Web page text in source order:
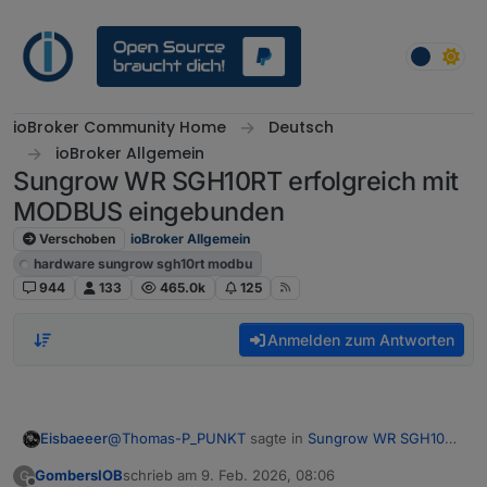
ioBroker Community Home
Deutsch
ioBroker Allgemein
Sungrow WR SGH10RT erfolgreich mit
MODBUS eingebunden
Verschoben
ioBroker Allgemein
hardware sungrow sgh10rt modbu
944
133 465.0k 125
Anmelden zum Antworten
Eisbaeeer@Thomas-P_PUNKT sagte in Sungrow WR SGH10RT
G GombersIOBschrieb am 9. Feb. 2026, 08:06